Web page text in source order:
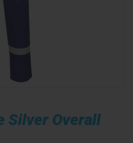
Silver Overall